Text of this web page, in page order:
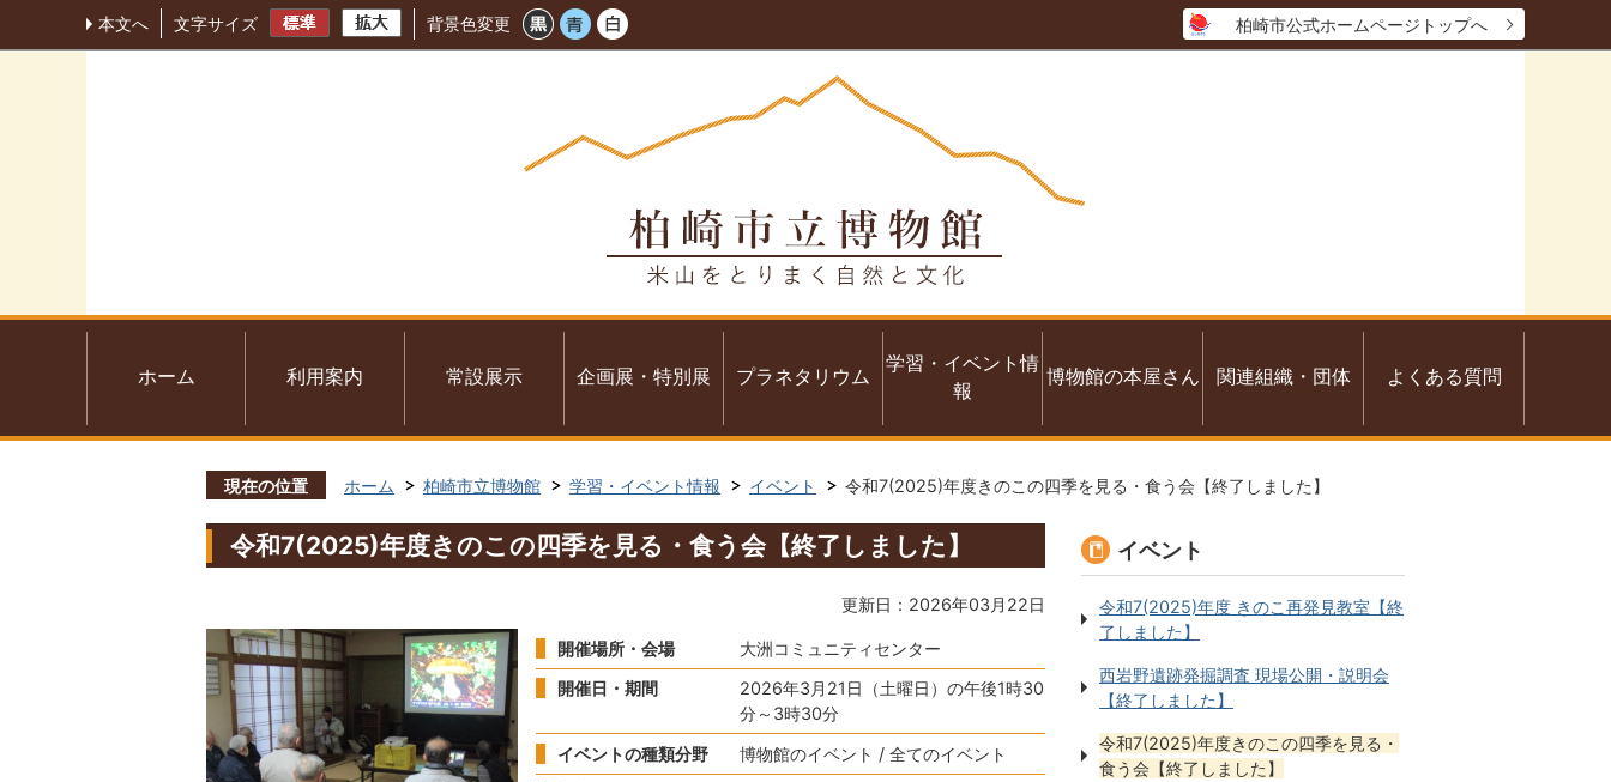
本文へ 文字サイズ 背景色変更 柏崎市公式ホームページトップへ
ホーム 利用案内 常設展示 企画展・特別展 プラネタリウム
学習・イベント情
報
博物館の本屋さん 関連組織・団体 よくある質問
現在の位置 ホーム 柏崎市立博物館 学習・イベント情報 イベント 令和7(2025)年度きのこの四季を見る・食う会【終了しました】
令和7(2025)年度きのこの四季を見る・食う会【終了しました】
更新日：2026年03月22日
開催場所・会場
大洲コミュニティセンター
開催日・期間
2026年3月21日（土曜日）の午後1時30
分～3時30分
イベントの種類分野
博物館のイベント / 全てのイベント
イベント
令和7(2025)年度 きのこ再発見教室【終
了しました】
西岩野遺跡発掘調査 現場公開・説明会
【終了しました】
令和7(2025)年度きのこの四季を見る・
食う会【終了しました】